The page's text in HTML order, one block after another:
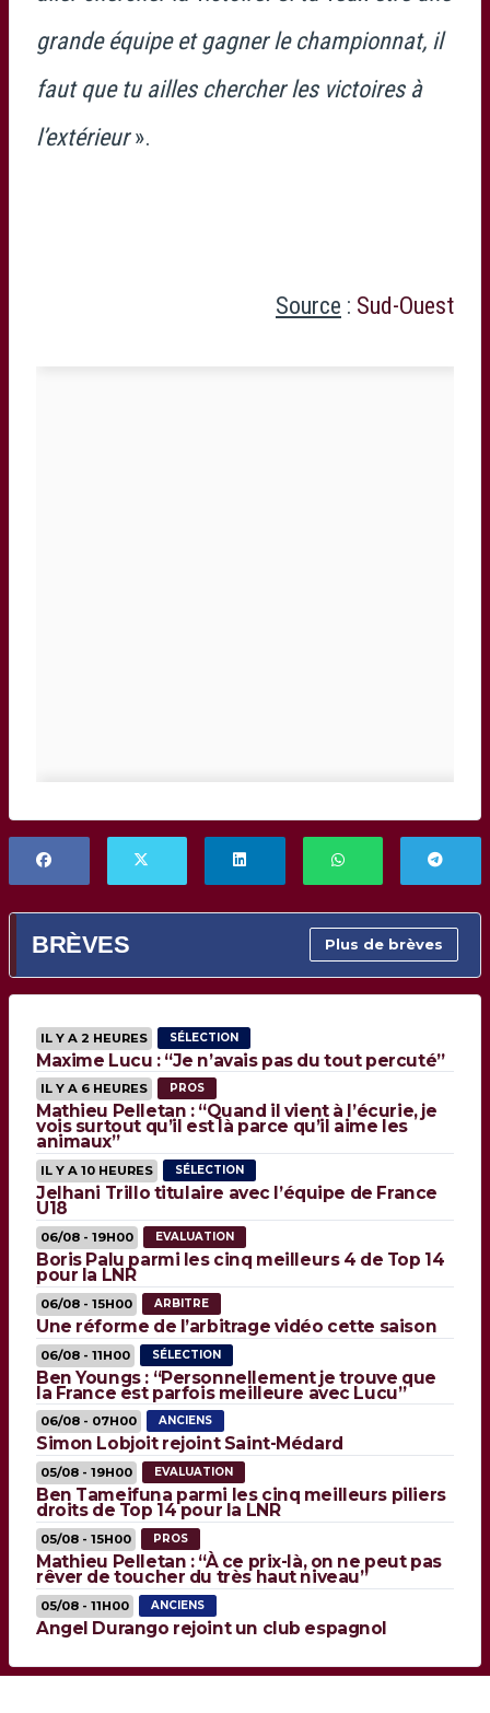
grande équipe et gagner le championnat, il
faut que tu ailles chercher les victoires à
l’extérieur».
Source : Sud-Ouest
BRÈVES Plus de brèves
IL Y A 2 HEURES SÉLECTION
Maxime Lucu : “Je n’avais pas du tout percuté”
IL Y A 6 HEURES PROS
Mathieu Pelletan : “Quand il vient à l’écurie, je
vois surtout qu’il est là parce qu’il aime les
animaux”
IL Y A 10 HEURES SÉLECTION
Jelhani Trillo titulaire avec l’équipe de France
U18
06/08 - 19H00 EVALUATION
Boris Palu parmi les cinq meilleurs 4 de Top 14
pour la LNR
06/08 - 15H00 ARBITRE
Une réforme de l’arbitrage vidéo cette saison
06/08 - 11H00 SÉLECTION
Ben Youngs : “Personnellement je trouve que
la France est parfois meilleure avec Lucu”
06/08 - 07H00 ANCIENS
Simon Lobjoit rejoint Saint-Médard
05/08 - 19H00 EVALUATION
Ben Tameifuna parmi les cinq meilleurs piliers
droits de Top 14 pour la LNR
05/08 - 15H00 PROS
Mathieu Pelletan : “À ce prix-là, on ne peut pas
rêver de toucher du très haut niveau”
05/08 - 11H00 ANCIENS
Angel Durango rejoint un club espagnol